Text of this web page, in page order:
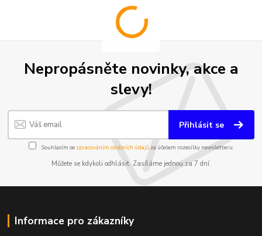
Nepropásněte novinky, akce a
slevy!
Přihlásit se
Souhlasím se zpracováním osobních údajůza účelem rozesílky newsletteru.
Můžete se kdykoli odhlásit. Zasíláme jednou za 7 dní.
Informace pro zákazníky